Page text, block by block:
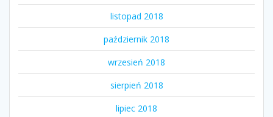
listopad 2018
październik 2018
wrzesień 2018
sierpień 2018
lipiec 2018